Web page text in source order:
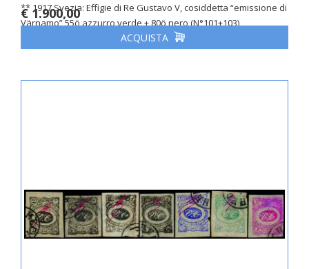
** 1917 Svezia: Effigie di Re Gustavo V, cosiddetta “emissione di
Värnamo” 55ö azzurro verde + 80ö nero (N°101+103)
€ 1.900,00
ACQUISTA